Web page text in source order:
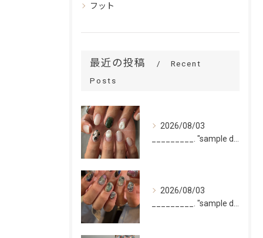
フット
最近の投稿
Recent
Posts
2026/08/03
2026/08/03